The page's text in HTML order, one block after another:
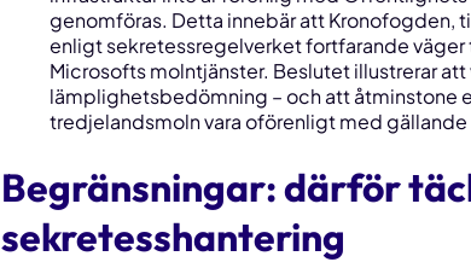
genomföras. Detta innebär att Kronofogden,
enligt sekretessregelverket fortfarande
Microsofts molntjänster. Beslutet illustrerar
lämplighetsbedömning – och att åtminstone
tredjelandsmoln vara oförenligt med gällande
Begränsningar: därför
sekretesshantering